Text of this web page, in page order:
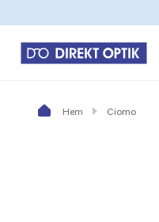
Hem Ciomo